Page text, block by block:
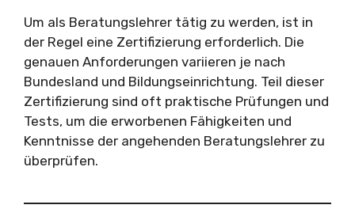
Um als Beratungslehrer tätig zu werden, ist in
der Regel eine Zertifizierung erforderlich. Die
genauen Anforderungen variieren je nach
Bundesland und Bildungseinrichtung. Teil dieser
Zertifizierung sind oft praktische Prüfungen und
Tests, um die erworbenen Fähigkeiten und
Kenntnisse der angehenden Beratungslehrer zu
überprüfen.